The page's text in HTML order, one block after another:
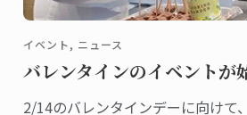
イベント, ニュース
バレンタインのイベント
2/14のバレンタインデーに向けて